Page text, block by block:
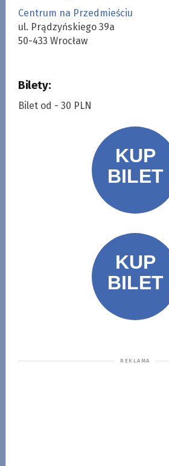
Centrum na Przedmieściu
ul. Prądzyńskiego 39a
50-433 Wrocław
Bilety:
Bilet od - 30 PLN